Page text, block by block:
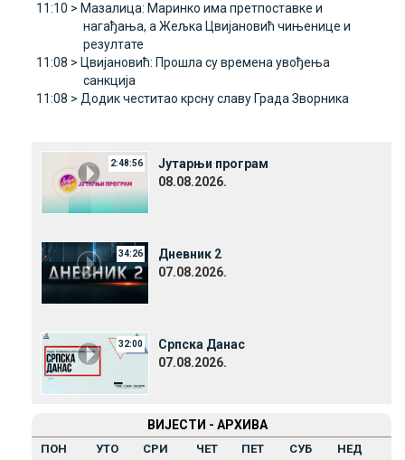
11:10 > Мазалица: Маринко има претпоставке и
нагађања, а Жељка Цвијановић чињенице и
резултате
11:08 > Цвијановић: Прошла су времена увођења
санкција
11:08 > Додик честитао крсну славу Града Зворника
2:48:56
Јутарњи програм
08.08.2026.
34:26
Дневник 2
07.08.2026.
32:00
Српска Данас
07.08.2026.
ВИЈЕСТИ - АРХИВА
ПОН УТО СРИ ЧЕТ ПЕТ СУБ НЕД